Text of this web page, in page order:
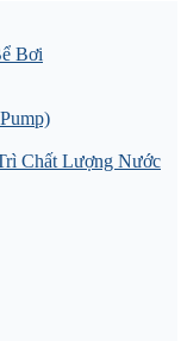
Bơi
Chất Lượng Nước